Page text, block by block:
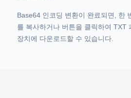
Base64 인코딩 변환이 완료되면, 한
를 복사하거나 버튼을 클릭하여 TXT
장치에 다운로드할 수 있습니다.